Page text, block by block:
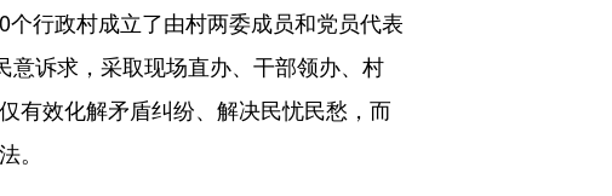
行政村成立了由村两委成员和党员代表
意诉求，采取现场直办、干部领办、村
有效化解矛盾纠纷、解决民忧民愁，而
。